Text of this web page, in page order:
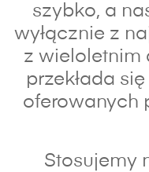
szybko, a
wyłącznie z
z wieloletnim
przekłada
oferowanych
Stosujemy